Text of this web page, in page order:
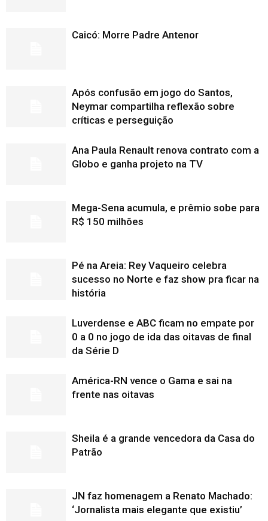
Caicó: Morre Padre Antenor
Após confusão em jogo do Santos,
Neymar compartilha reflexão sobre
críticas e perseguição
Ana Paula Renault renova contrato com a
Globo e ganha projeto na TV
Mega-Sena acumula, e prêmio sobe para
R$ 150 milhões
Pé na Areia: Rey Vaqueiro celebra
sucesso no Norte e faz show pra ficar na
história
Luverdense e ABC ficam no empate por
0 a 0 no jogo de ida das oitavas de final
da Série D
América-RN vence o Gama e sai na
frente nas oitavas
Sheila é a grande vencedora da Casa do
Patrão
JN faz homenagem a Renato Machado:
‘Jornalista mais elegante que existiu’